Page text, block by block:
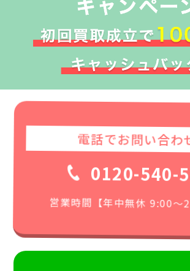
電話でお問い合わ
0120-540-
営業時間【年中無休 9:00〜